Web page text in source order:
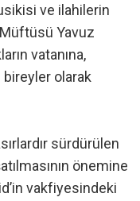
ve ilahilerin
Yavuz
vatanına,
bireyler olarak
sürdürülen
önemine
vakfiyesindeki